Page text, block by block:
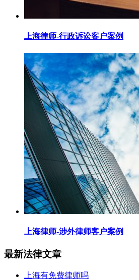
上海律师-行政诉讼客户案例
上海律师-涉外律师客户案例
最新法律文章
上海有免费律师吗